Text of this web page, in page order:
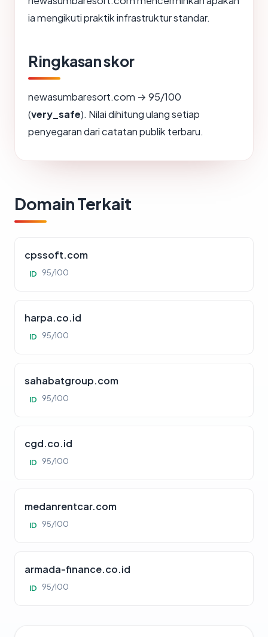
ia mengikuti praktik infrastruktur standar.
Ringkasan skor
newasumbaresort.com → 95/100
(very_safe). Nilai dihitung ulang setiap
penyegaran dari catatan publik terbaru.
Domain Terkait
cpssoft.com
ID 95/100
harpa.co.id
ID 95/100
sahabatgroup.com
ID 95/100
cgd.co.id
ID 95/100
medanrentcar.com
ID 95/100
armada-finance.co.id
ID 95/100